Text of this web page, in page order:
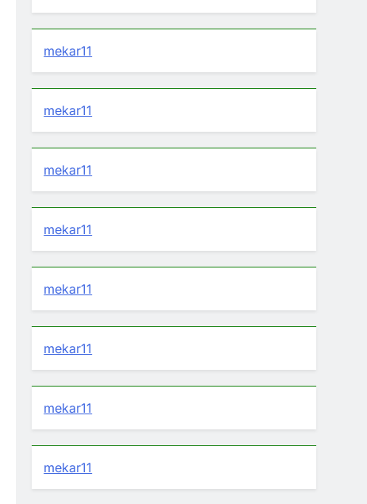
mekar11
mekar11
mekar11
mekar11
mekar11
mekar11
mekar11
mekar11